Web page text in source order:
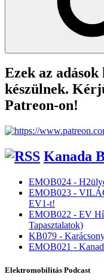
Ezek az
készülnek.
Patreon-on!
Kanada
EMOB024 -
EMOB023 -
EV1-t!
EMOB022 - EV
Tapasztalatok)
KB079 -
EMOB021 -
Elektromobilitás Podcast